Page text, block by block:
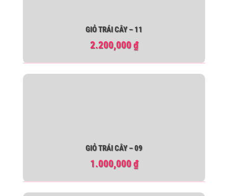
GIỎ TRÁI CÂY – 11
2.200,000₫
GIỎ TRÁI CÂY – 09
1.000,000₫